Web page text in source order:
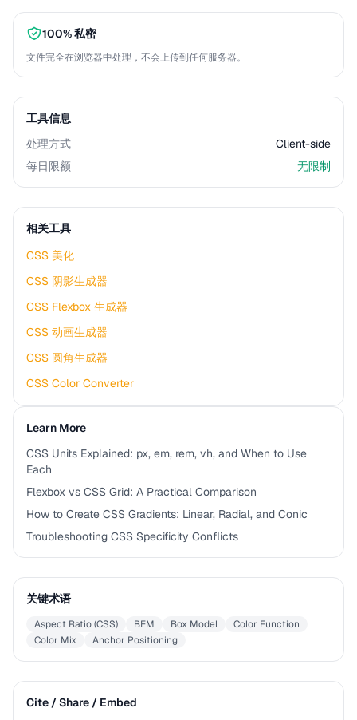
100% 私密
文件完全在浏览器中处理，不会上传到任何服务器。
工具信息
处理方式
Client-side
每日限额
无限制
相关工具
CSS 美化
CSS 阴影生成器
CSS Flexbox 生成器
CSS 动画生成器
CSS 圆角生成器
CSS Color Converter
Learn More
CSS Units Explained: px, em, rem, vh, and When to Use
Each
Flexbox vs CSS Grid: A Practical Comparison
How to Create CSS Gradients: Linear, Radial, and Conic
Troubleshooting CSS Specificity Conflicts
关键术语
Aspect Ratio (CSS) BEM Box Model
Color Function
Color Mix
Anchor Positioning
Cite / Share / Embed